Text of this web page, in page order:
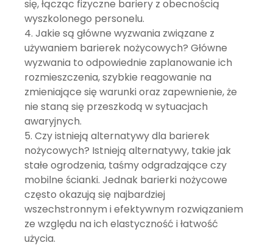
się, łącząc fizyczne bariery z obecnością
wyszkolonego personelu.
Jakie są główne wyzwania związane z
używaniem barierek nożycowych? Główne
wyzwania to odpowiednie zaplanowanie ich
rozmieszczenia, szybkie reagowanie na
zmieniające się warunki oraz zapewnienie, że
nie staną się przeszkodą w sytuacjach
awaryjnych.
Czy istnieją alternatywy dla barierek
nożycowych? Istnieją alternatywy, takie jak
stałe ogrodzenia, taśmy odgradzające czy
mobilne ścianki. Jednak barierki nożycowe
często okazują się najbardziej
wszechstronnym i efektywnym rozwiązaniem
ze względu na ich elastyczność i łatwość
użycia.